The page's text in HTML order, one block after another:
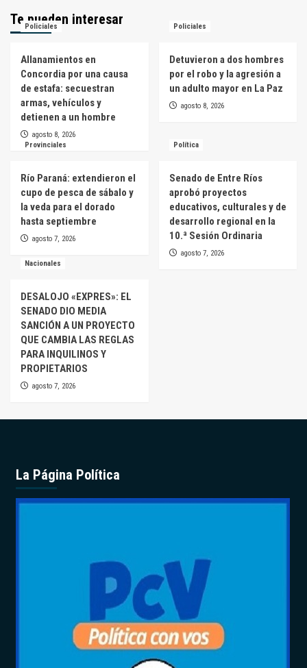
Te pueden interesar
Policiales
Allanamientos en
Concordia por una causa
de estafa: secuestran
armas, vehículos y
detienen a un hombre
agosto 8, 2026
Policiales
Detuvieron a dos hombres
por el robo y la agresión a
un adulto mayor en La Paz
agosto 8, 2026
Provinciales
Río Paraná: extendieron el
cupo de pesca de sábalo y
la veda para el dorado
hasta septiembre
agosto 7, 2026
Política
Senado de Entre Ríos
aprobó proyectos
educativos, culturales y de
desarrollo regional en la
10.ª Sesión Ordinaria
agosto 7, 2026
Nacionales
DESALOJO «EXPRES»: EL
SENADO DIO MEDIA
SANCIÓN A UN PROYECTO
QUE CAMBIA LAS REGLAS
PARA INQUILINOS Y
PROPIETARIOS
agosto 7, 2026
La Página Política